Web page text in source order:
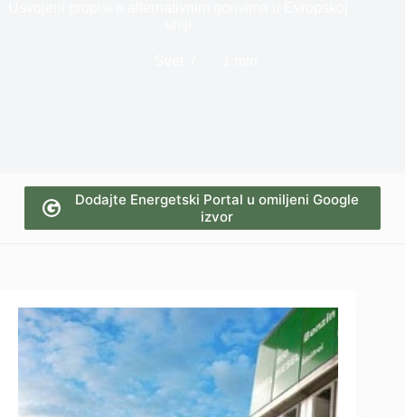
Dodajte Energetski Portal u omiljeni Google
izvor